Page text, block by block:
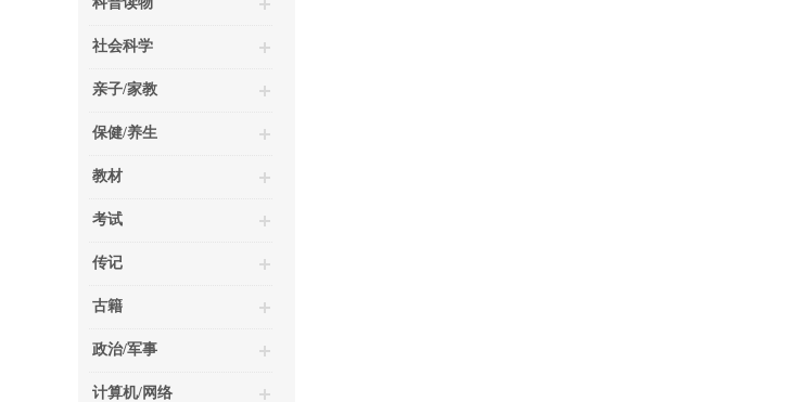
社会科学
亲子/家教
保健/养生
教材
考试
传记
古籍
政治/军事
计算机/网络